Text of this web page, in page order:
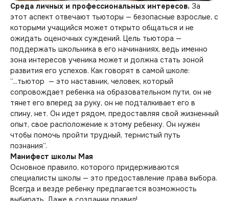
Среда личных и профессиональных интересов. За
этот аспект отвечают тьюторы — безопасные взрослые, с
которыми учащийся может открыто общаться и не
ожидать оценочных суждений. Цель тьютора —
поддержать школьника в его начинаниях, ведь именно
зона интересов ученика может и должна стать зоной
развития его успехов. Как говорят в самой школе:
“...тьютор — это наставник, человек, который
сопровождает ребенка на образовательном пути, он не
тянет его вперед за руку, он не подталкивает его в
спину, нет. Он идет рядом, предоставляя свой жизненный
опыт, свое расположение к этому ребенку. Он нужен
чтобы помочь пройти трудный, тернистый путь
познания”.
Манифест школы Мая
Основное правило, которого придерживаются
специалисты школы — это предоставление права выбора.
Всегда и везде ребенку предлагается возможность